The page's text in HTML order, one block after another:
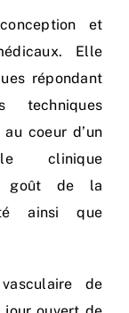
et
Elle
répondant
techniques
coeur d’un
clinique
goût de la
ainsi que
de